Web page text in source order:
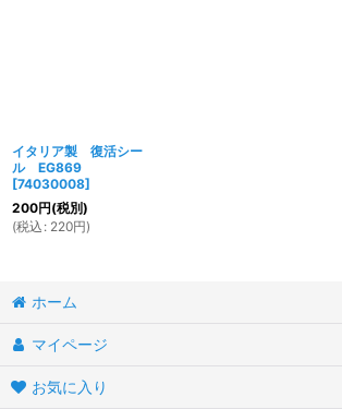
イタリア製 復活シー
ル EG869
[74030008]
200円(税別)
(税込 : 220円)
ホーム
マイページ
お気に入り